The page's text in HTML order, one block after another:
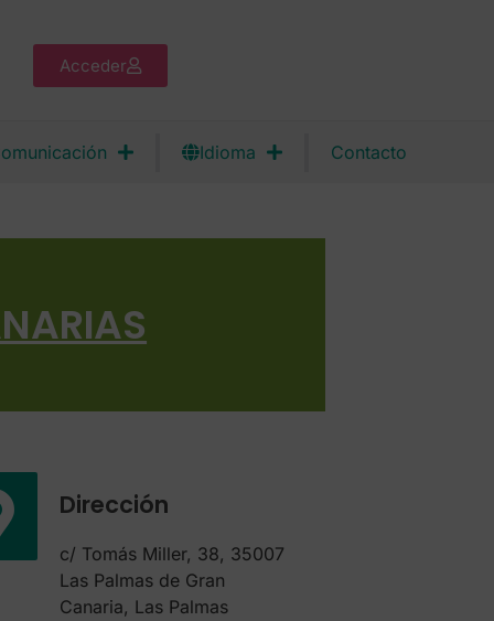
Acceder
Idioma Contacto
Dirección
c/ Tomás Miller, 38, 35007
Las Palmas de Gran
Canaria, Las Palmas